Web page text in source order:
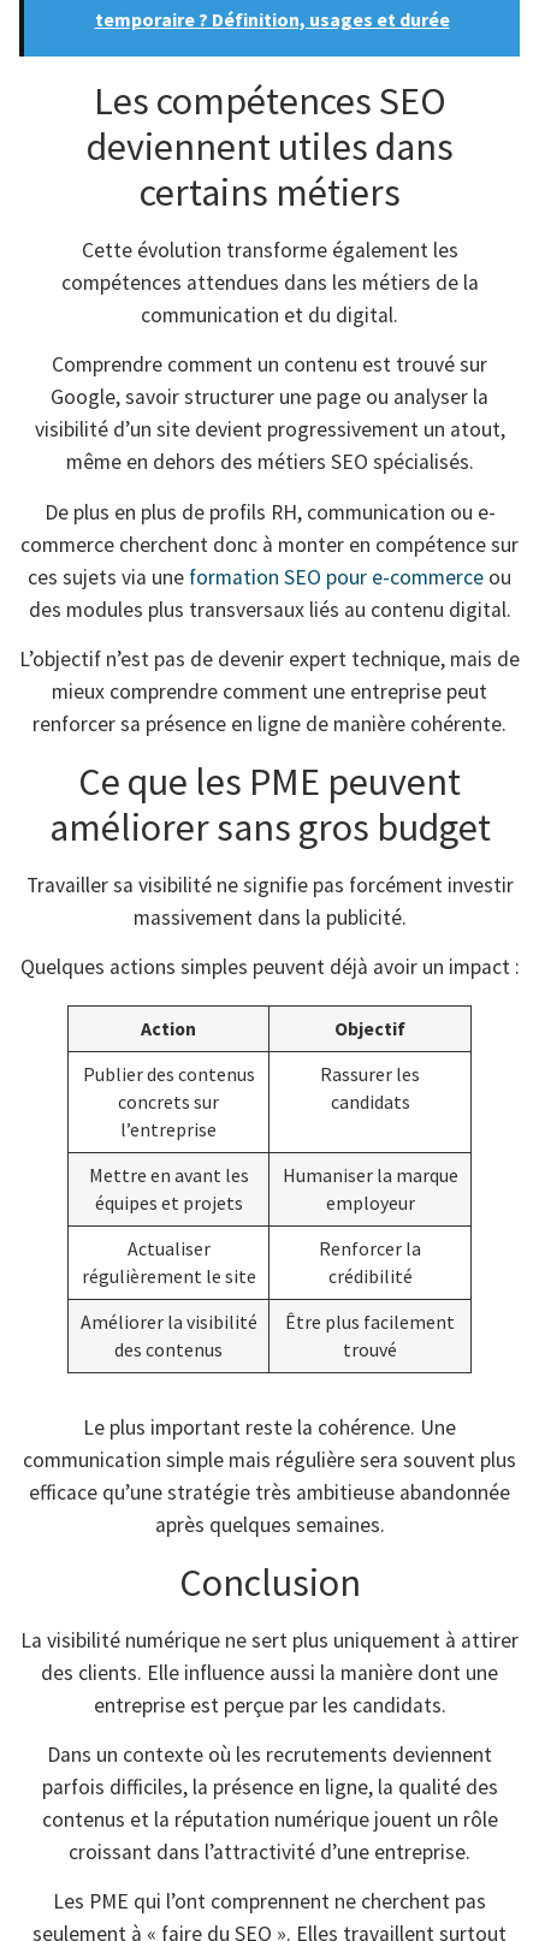
temporaire ? Définition, usages et durée
Les compétences SEO
deviennent utiles dans
certains métiers
Cette évolution transforme également les
compétences attendues dans les métiers de la
communication et du digital.
Comprendre comment un contenu est trouvé sur
Google, savoir structurer une page ou analyser la
visibilité d’un site devient progressivement un atout,
même en dehors des métiers SEO spécialisés.
De plus en plus de profils RH, communication ou e-
commerce cherchent donc à monter en compétence sur
ces sujets via une formation SEO pour e-commerce ou
des modules plus transversaux liés au contenu digital.
L’objectif n’est pas de devenir expert technique, mais de
mieux comprendre comment une entreprise peut
renforcer sa présence en ligne de manière cohérente.
Ce que les PME peuvent
améliorer sans gros budget
Travailler sa visibilité ne signifie pas forcément investir
massivement dans la publicité.
Quelques actions simples peuvent déjà avoir un impact :
Action
Objectif
Publier des contenus
concrets sur
l’entreprise
Rassurer les
candidats
Mettre en avant les
équipes et projets
Humaniser la marque
employeur
Actualiser
régulièrement le site
Renforcer la
crédibilité
Améliorer la visibilité
des contenus
Être plus facilement
trouvé
Le plus important reste la cohérence. Une
communication simple mais régulière sera souvent plus
efficace qu’une stratégie très ambitieuse abandonnée
après quelques semaines.
Conclusion
La visibilité numérique ne sert plus uniquement à attirer
des clients. Elle influence aussi la manière dont une
entreprise est perçue par les candidats.
Dans un contexte où les recrutements deviennent
parfois difficiles, la présence en ligne, la qualité des
contenus et la réputation numérique jouent un rôle
croissant dans l’attractivité d’une entreprise.
Les PME qui l’ont comprennent ne cherchent pas
seulement à « faire du SEO ». Elles travaillent surtout